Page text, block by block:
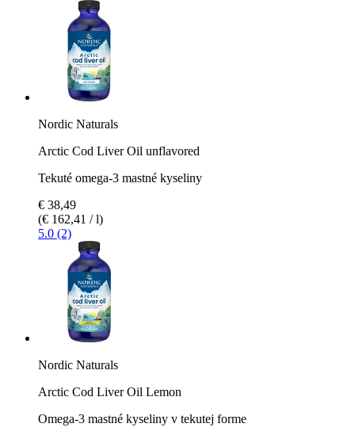
Nordic Naturals
Arctic Cod Liver Oil unflavored
Tekuté omega-3 mastné kyseliny
€ 38,49
(€ 162,41 / l)
5.0 (2)
Nordic Naturals
Arctic Cod Liver Oil Lemon
Omega-3 mastné kyseliny v tekutej forme